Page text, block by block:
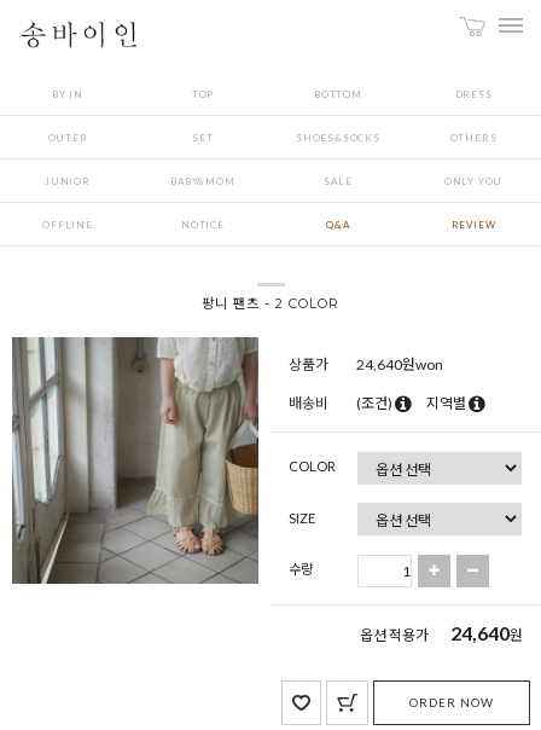
BY IN TOP BOTTOM DRESS
OUTER SET SHOES&SOCKS OTHERS
JUNIOR BABY&MOM SALE ONLY YOU
OFFLINE NOTICE Q&A REVIEW
팡니 팬츠 - 2 COLOR
상품가 24,640원won
배송비 (조건) 지역별
COLOR
SIZE
수량
옵션 적용가 24,640원
ORDER NOW